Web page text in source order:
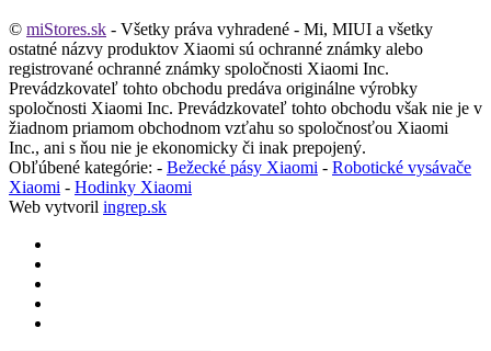
© miStores.sk - Všetky práva vyhradené - Mi, MIUI a všetky
ostatné názvy produktov Xiaomi sú ochranné známky alebo
registrované ochranné známky spoločnosti Xiaomi Inc.
Prevádzkovateľ tohto obchodu predáva originálne výrobky
spoločnosti Xiaomi Inc. Prevádzkovateľ tohto obchodu však nie je v
žiadnom priamom obchodnom vzťahu so spoločnosťou Xiaomi
Inc., ani s ňou nie je ekonomicky či inak prepojený.
Obľúbené kategórie: - Bežecké pásy Xiaomi - Robotické vysávače
Xiaomi - Hodinky Xiaomi
Web vytvoril ingrep.sk